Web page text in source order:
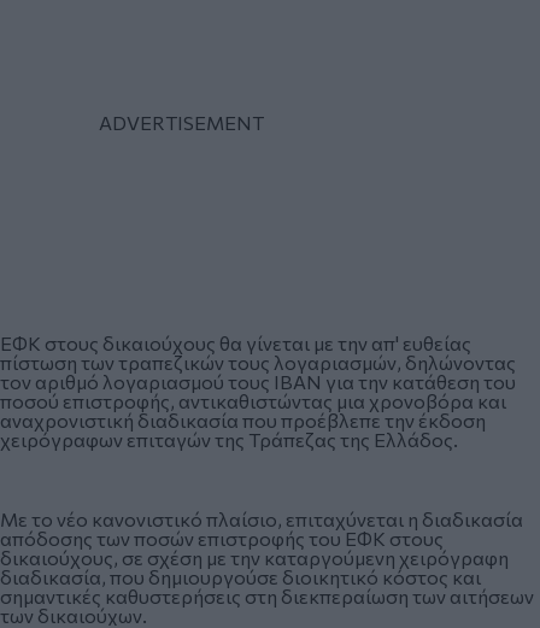
ΕΦΚ στους δικαιούχους θα γίνεται με την απ' ευθείας
πίστωση των τραπεζικών τους λογαριασμών, δηλώνοντας
τον αριθμό λογαριασμού τους IBAN για την κατάθεση του
ποσού επιστροφής, αντικαθιστώντας μια χρονοβόρα και
αναχρονιστική διαδικασία που προέβλεπε την έκδοση
χειρόγραφων επιταγών της Τράπεζας της Ελλάδος.
Με το νέο κανονιστικό πλαίσιο, επιταχύνεται η διαδικασία
απόδοσης των ποσών επιστροφής του ΕΦΚ στους
δικαιούχους, σε σχέση με την καταργούμενη χειρόγραφη
διαδικασία, που δημιουργούσε διοικητικό κόστος και
σημαντικές καθυστερήσεις στη διεκπεραίωση των αιτήσεων
των δικαιούχων.